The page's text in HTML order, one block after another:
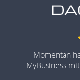
Momentan
MyBusinessmit